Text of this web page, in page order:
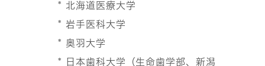
* 北海道医療大学
* 岩手医科大学
* 奥羽大学
* 日本歯科大学（生命歯学部、新潟